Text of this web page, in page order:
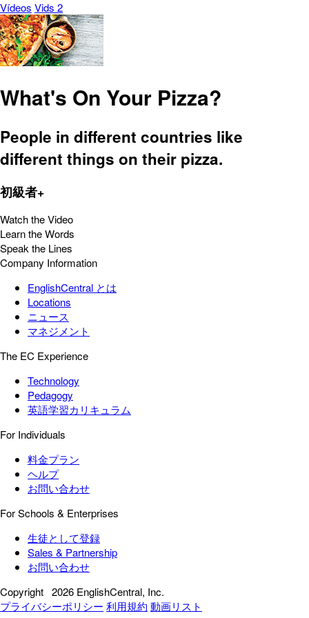
Vídeos Vids 2
What's On Your Pizza?
People in different countries like
different things on their pizza.
初級者+
Watch the Video
Learn the Words
Speak the Lines
Company Information
EnglishCentral とは
Locations
ニュース
マネジメント
The EC Experience
Technology
Pedagogy
英語学習カリキュラム
For Individuals
料金プラン
ヘルプ
お問い合わせ
For Schools & Enterprises
生徒として登録
Sales & Partnership
お問い合わせ
Copyright 2026 EnglishCentral, Inc.
プライバシーポリシー 利用規約 動画リスト